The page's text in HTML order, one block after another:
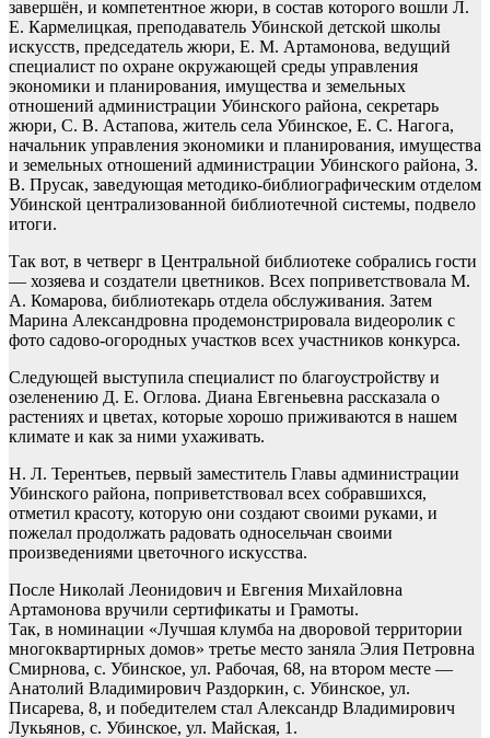
завершён, и компетентное жюри, в состав которого вошли Л.
Е. Кармелицкая, преподаватель Убинской детской школы
искусств, председатель жюри, Е. М. Артамонова, ведущий
специалист по охране окружающей среды управления
экономики и планирования, имущества и земельных
отношений администрации Убинского района, секретарь
жюри, С. В. Астапова, житель села Убинское, Е. С. Нагога,
начальник управления экономики и планирования, имущества
и земельных отношений администрации Убинского района, З.
В. Прусак, заведующая методико-библиографическим отделом
Убинской централизованной библиотечной системы, подвело
итоги.
Так вот, в четверг в Центральной библиотеке собрались гости
— хозяева и создатели цветников. Всех поприветствовала М.
А. Комарова, библиотекарь отдела обслуживания. Затем
Марина Александровна продемонстрировала видеоролик с
фото садово-огородных участков всех участников конкурса.
Следующей выступила специалист по благоустройству и
озеленению Д. Е. Оглова. Диана Евгеньевна рассказала о
растениях и цветах, которые хорошо приживаются в нашем
климате и как за ними ухаживать.
Н. Л. Терентьев, первый заместитель Главы администрации
Убинского района, поприветствовал всех собравшихся,
отметил красоту, которую они создают своими руками, и
пожелал продолжать радовать односельчан своими
произведениями цветочного искусства.
После Николай Леонидович и Евгения Михайловна
Артамонова вручили сертификаты и Грамоты.
Так, в номинации «Лучшая клумба на дворовой территории
многоквартирных домов» третье место заняла Элия Петровна
Смирнова, с. Убинское, ул. Рабочая, 68, на втором месте —
Анатолий Владимирович Раздоркин, с. Убинское, ул.
Писарева, 8, и победителем стал Александр Владимирович
Лукьянов, с. Убинское, ул. Майская, 1.